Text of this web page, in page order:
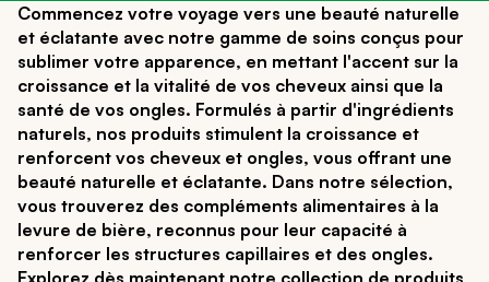
Commencez votre voyage vers une beauté naturelle
et éclatante avec notre gamme de soins conçus pour
sublimer votre apparence, en mettant l'accent sur la
croissance et la vitalité de vos cheveux ainsi que la
santé de vos ongles. Formulés à partir d'ingrédients
naturels, nos produits stimulent la croissance et
renforcent vos cheveux et ongles, vous offrant une
beauté naturelle et éclatante. Dans notre sélection,
vous trouverez des compléments alimentaires à la
levure de bière, reconnus pour leur capacité à
renforcer les structures capillaires et des ongles.
Explorez dès maintenant notre collection de produits